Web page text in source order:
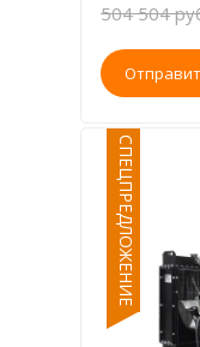
504 504
СПЕЦПРЕДЛОЖЕНИЕ